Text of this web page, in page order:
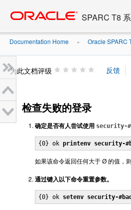
content
SPARC T8
Documentation Home » Oracle SPARC
为此文档评级
检查失败的登录
确定是否有人尝试使用 security-
{0} ok printenv security-
如果该命令返回任何大于 Ø 的值，
通过键入以下命令重置参数。
{0} ok setenv security-